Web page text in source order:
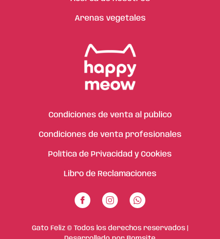
Arenas vegetales
Condiciones de venta al público
Condiciones de venta profesionales
Política de Privacidad y Cookies
Libro de Reclamaciones
Gato Feliz © Todos los derechos reservados |